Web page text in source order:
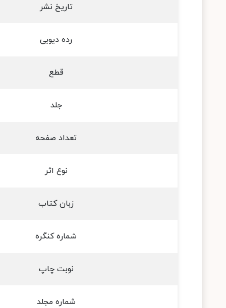
تاریخ نشر
رده دیویی
قطع
جلد
تعداد صفحه
نوع اثر
زبان کتاب
شماره کنگره
نوبت چاپ
شماره مجلد